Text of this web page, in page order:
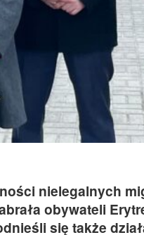
nielegalnych
obywateli
się także